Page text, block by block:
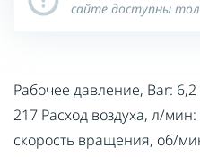
сайте доступны
Рабочее давление, Bar:
217 Расход воздуха, л/
скорость вращения, об/